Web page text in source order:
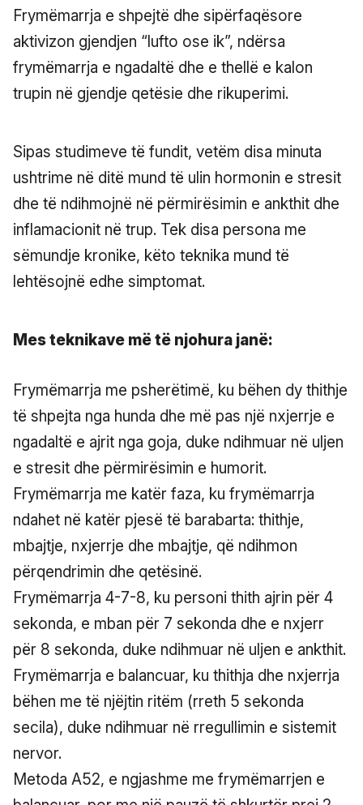
Frymëmarrja e shpejtë dhe sipërfaqësore
aktivizon gjendjen “lufto ose ik”, ndërsa
frymëmarrja e ngadaltë dhe e thellë e kalon
trupin në gjendje qetësie dhe rikuperimi.
Sipas studimeve të fundit, vetëm disa minuta
ushtrime në ditë mund të ulin hormonin e stresit
dhe të ndihmojnë në përmirësimin e ankthit dhe
inflamacionit në trup. Tek disa persona me
sëmundje kronike, këto teknika mund të
lehtësojnë edhe simptomat.
Mes teknikave më të njohura janë:
Frymëmarrja me psherëtimë, ku bëhen dy thithje
të shpejta nga hunda dhe më pas një nxjerrje e
ngadaltë e ajrit nga goja, duke ndihmuar në uljen
e stresit dhe përmirësimin e humorit.
Frymëmarrja me katër faza, ku frymëmarrja
ndahet në katër pjesë të barabarta: thithje,
mbajtje, nxjerrje dhe mbajtje, që ndihmon
përqendrimin dhe qetësinë.
Frymëmarrja 4-7-8, ku personi thith ajrin për 4
sekonda, e mban për 7 sekonda dhe e nxjerr
për 8 sekonda, duke ndihmuar në uljen e ankthit.
Frymëmarrja e balancuar, ku thithja dhe nxjerrja
bëhen me të njëjtin ritëm (rreth 5 sekonda
secila), duke ndihmuar në rregullimin e sistemit
nervor.
Metoda A52, e ngjashme me frymëmarrjen e